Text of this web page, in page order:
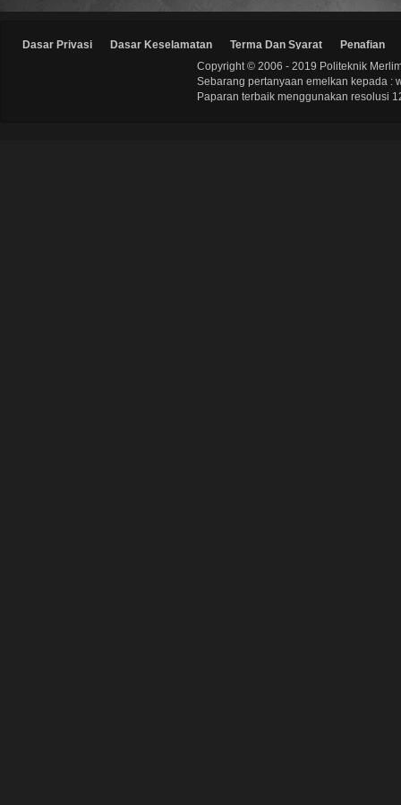
Dasar Privasi Dasar Keselamatan Terma Dan Syarat
Penafian
Copyright © 2006 - 2019 Politeknik
Sebarang pertanyaan emelkan kepada :
Paparan terbaik menggunakan resolusi